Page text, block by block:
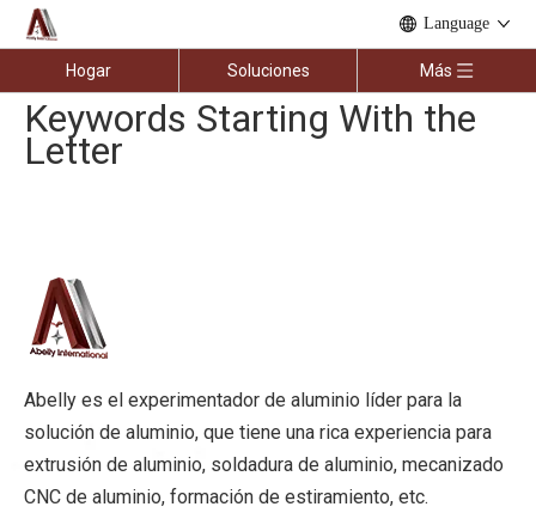
Language
Hogar Soluciones Más
Keywords Starting With the
Letter
Abelly es el experimentador de aluminio líder para la
solución de aluminio, que tiene una rica experiencia para
extrusión de aluminio, soldadura de aluminio, mecanizado
CNC de aluminio, formación de estiramiento, etc.